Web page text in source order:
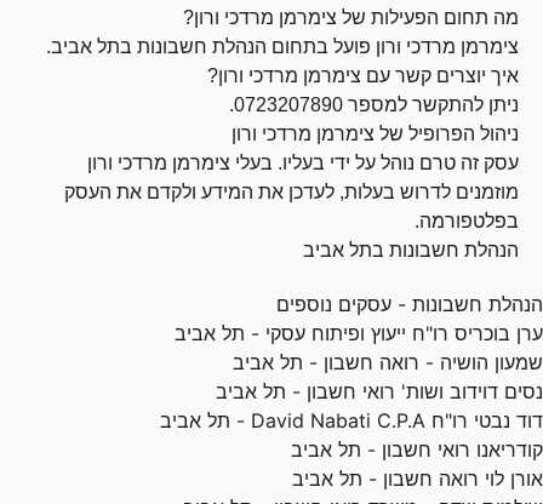
מה תחום הפעילות של צימרמן מרדכי ורון?
צימרמן מרדכי ורון פועל בתחום הנהלת חשבונות בתל אביב.
איך יוצרים קשר עם צימרמן מרדכי ורון?
ניתן להתקשר למספר 0723207890.
ניהול הפרופיל של צימרמן מרדכי ורון
עסק זה טרם נוהל על ידי בעליו. בעלי צימרמן מרדכי ורון
מוזמנים לדרוש בעלות, לעדכן את המידע ולקדם את העסק
בפלטפורמה.
הנהלת חשבונות בתל אביב
הנהלת חשבונות - עסקים נוספים
ערן בוכריס רו"ח ייעוץ ופיתוח עסקי - תל אביב
שמעון הושיה - רואה חשבון - תל אביב
נסים דוידוב ושות' רואי חשבון - תל אביב
דוד נבטי רו"ח David Nabati C.P.A - תל אביב
קודריאנו רואי חשבון - תל אביב
אורן לוי רואה חשבון - תל אביב